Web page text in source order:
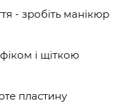
- зробіть манікюр
і щіткою
пластину